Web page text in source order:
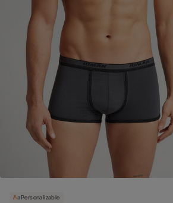
Personalizable